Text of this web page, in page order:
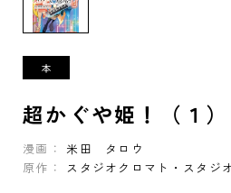
超かぐや姫！（１）
漫画：
米田 タロウ
原作：
スタジオクロマト・スタジ